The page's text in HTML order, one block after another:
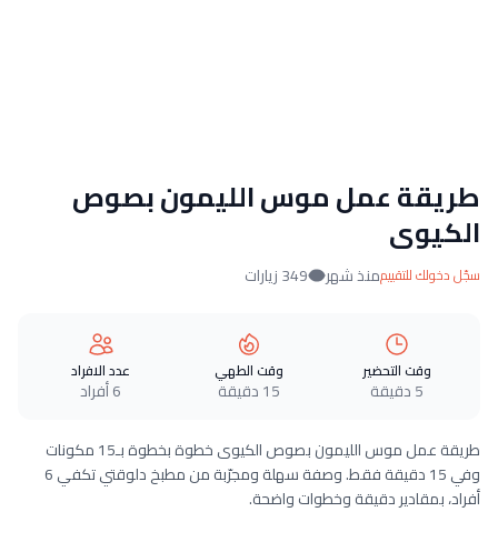
طريقة عمل موس الليمون بصوص
الكيوى
سجّل دخولك للتقييممنذ شهر 349 زيارات
وقت التحضير
5 دقيقة
وقت الطهي
15 دقيقة
عدد الافراد
6 أفراد
طريقة عمل موس الليمون بصوص الكيوى خطوة بخطوة بـ15 مكونات
وفي 15 دقيقة فقط. وصفة سهلة ومجرّبة من مطبخ دلوقتي تكفي 6
أفراد، بمقادير دقيقة وخطوات واضحة.